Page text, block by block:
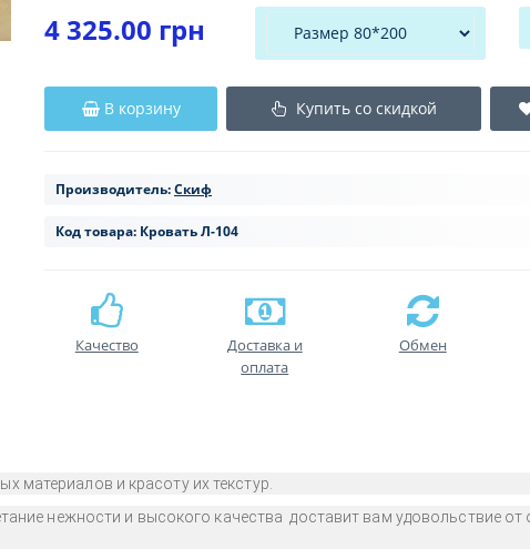
4 325.00 грн
В корзину Купить со скидкой
Производитель:Скиф
Код товара: Кровать Л-104
Качество
Доставка и
оплата
Обмен
материалов и красоту их текстур.
нежности и высокого качества доставит вам удовольствие от